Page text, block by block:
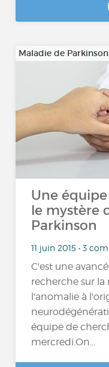
Maladie de Parkinson
Une
le mystère
Parkinson
11 juin 2015 • 3
C'est une
recherche sur la
l'anomalie à
équipe de
mercredi.On...